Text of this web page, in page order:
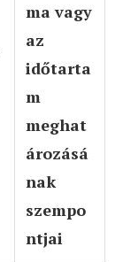
ma vagy
az
időtarta
m
meghat
ározásá
nak
szempo
ntjai